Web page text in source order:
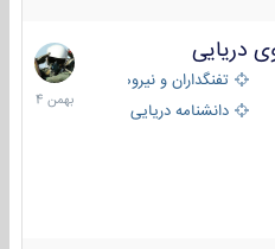
تفنگداران و نیروهای ویژه‌ی دریایی
مختلف
دانشنامه دریایی
22
بهمن
1404